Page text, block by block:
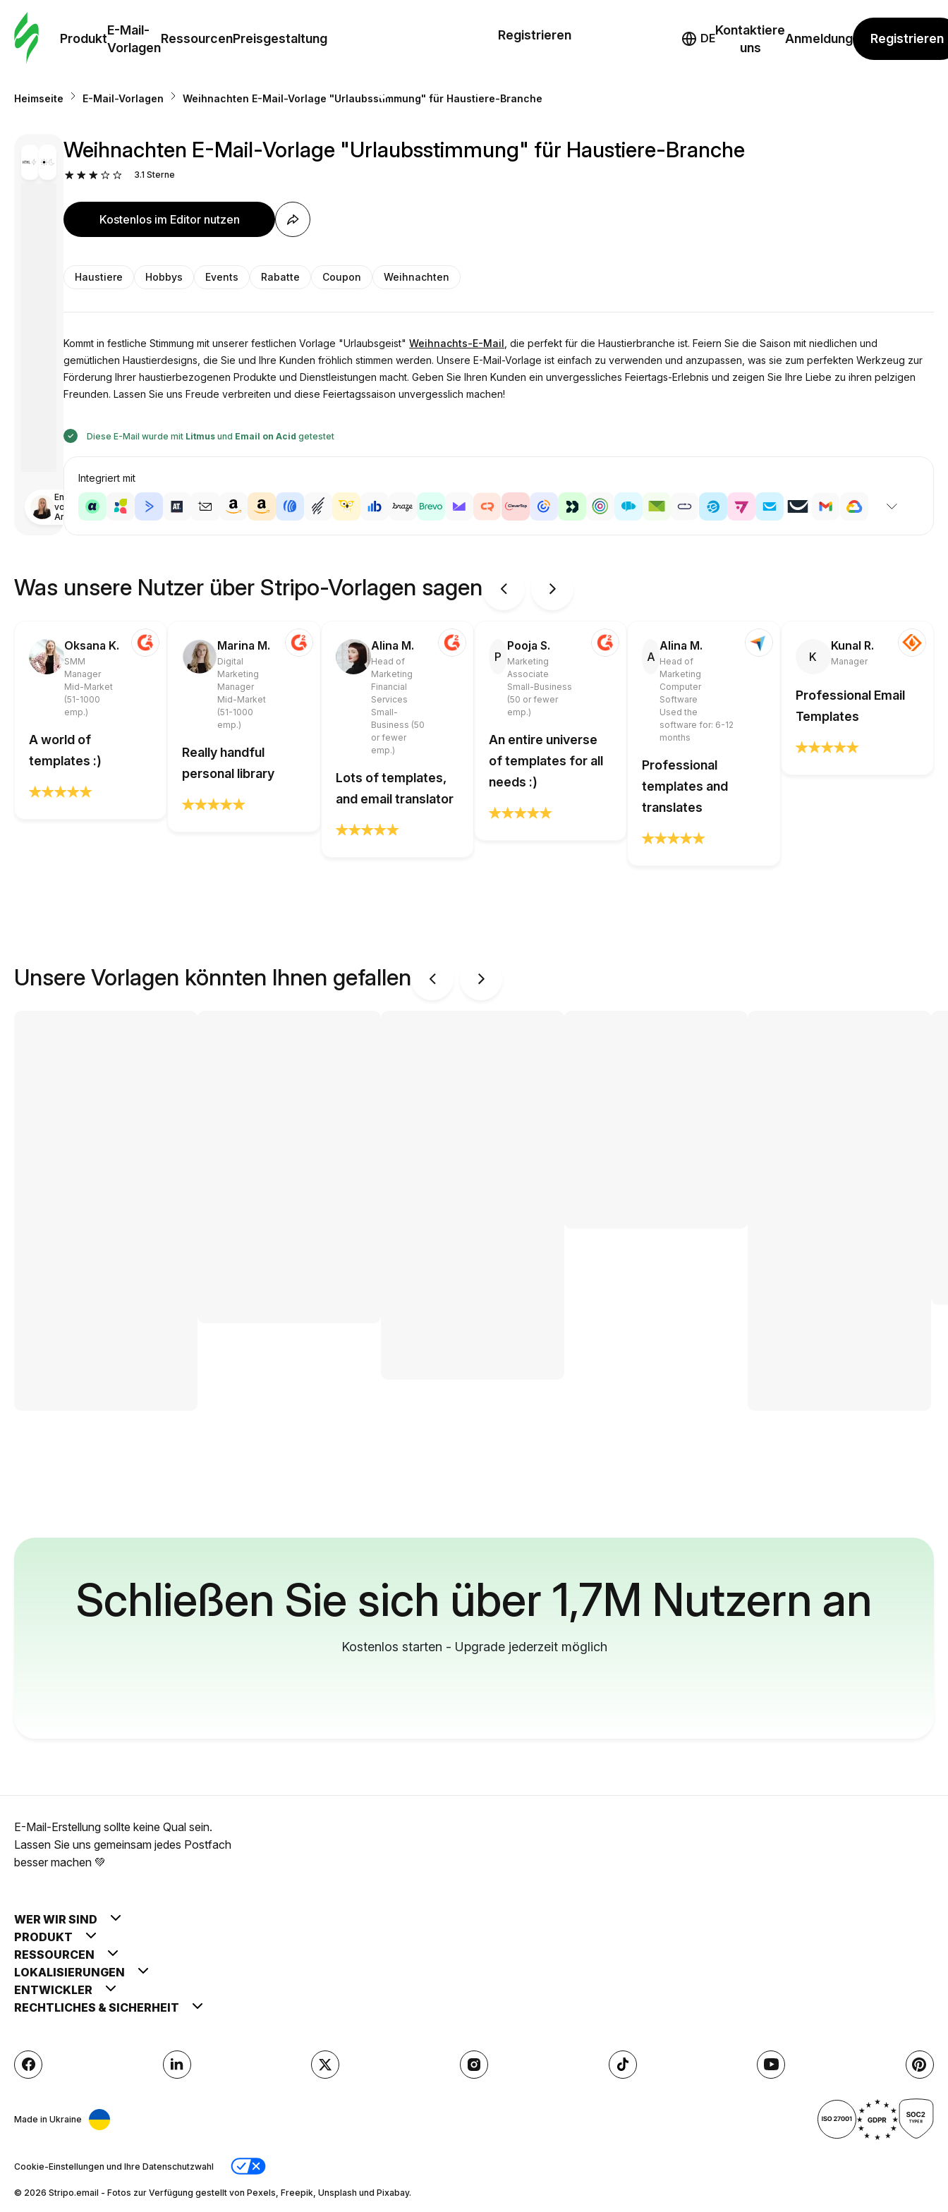
Produkt
E-Mail-
Vorlagen
RessourcenPreisgestaltung Registrieren DE
Kontaktiere
uns
Anmeldung Registrieren
Heimseite E-Mail-Vorlagen Weihnachten E-Mail-Vorlage "Urlaubsstimmung" für Haustiere-Branche
Entworfen
von
Anastasiia
Weihnachten E-Mail-Vorlage "Urlaubsstimmung" für Haustiere-Branche
3.1 Sterne
Kostenlos im Editor nutzen
Haustiere Hobbys Events Rabatte Coupon Weihnachten
Kommt in festliche Stimmung mit unserer festlichen Vorlage "Urlaubsgeist"Weihnachts-E-Mail , die perfekt für die Haustierbranche ist. Feiern Sie die Saison mit niedlichen und
gemütlichen Haustierdesigns, die Sie und Ihre Kunden fröhlich stimmen werden. Unsere E-Mail-Vorlage ist einfach zu verwenden und anzupassen, was sie zum perfekten Werkzeug zur
Förderung Ihrer haustierbezogenen Produkte und Dienstleistungen macht. Geben Sie Ihren Kunden ein unvergessliches Feiertags-Erlebnis und zeigen Sie Ihre Liebe zu ihren pelzigen
Freunden. Lassen Sie uns Freude verbreiten und diese Feiertagssaison unvergesslich machen!
Diese E-Mail wurde mit Litmus und Email on Acid getestet
Integriert mit
Was unsere Nutzer über Stripo-Vorlagen sagen
Oksana K.
SMM
Manager
Mid-Market
(51-1000
emp.)
A world of
templates :)
Marina M.
Digital
Marketing
Manager
Mid-Market
(51-1000
emp.)
Really handful
personal library
Alina M.
Head of
Marketing
Financial
Services
Small-
Business (50
or fewer
emp.)
Lots of templates,
and email translator
P
Pooja S.
Marketing
Associate
Small-Business
(50 or fewer
emp.)
An entire universe
of templates for all
needs :)
A
Alina M.
Head of
Marketing
Computer
Software
Used the
software for: 6-12
months
Professional
templates and
translates
K
Kunal R.
Manager
Professional Email
Templates
Unsere Vorlagen könnten Ihnen gefallen
Schließen Sie sich über 1,7M Nutzern an
Kostenlos starten - Upgrade jederzeit möglich
E-Mail-Erstellung sollte keine Qual sein.
Lassen Sie uns gemeinsam jedes Postfach
besser machen 💚
WER WIR SIND
PRODUKT
RESSOURCEN
LOKALISIERUNGEN
ENTWICKLER
RECHTLICHES & SICHERHEIT
Made in Ukraine
Cookie-Einstellungen und Ihre Datenschutzwahl
© 2026 Stripо.email - Fotos zur Verfügung gestellt von Pexels, Freepik, Unsplash und Pixabay.